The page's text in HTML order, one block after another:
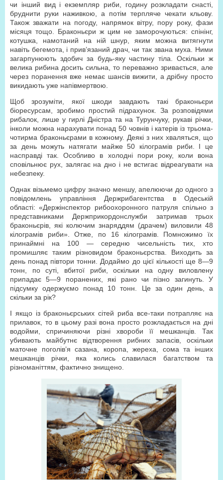
чи інший вид і екземпляр риби, годину розкладати снасті,
бруднити руки наживкою, а потім терпляче чекати кльову.
Також зважати на погоду, напрямок вітру, пору року, фази
місяця тощо. Браконьєри ж цим не заморочуються: спінінг,
котушка, намотаний на ній шнур, яким можна витягнути
навіть бегемота, і прив’язаний драч, чи так звана муха. Ними
загарпунюють здобич за будь-яку частину тіла. Оскільки ж
велика рибина досить сильна, то переважно зривається, але
через поранення вже немає шансів вижити, а дрібну просто
викидають уже напівмертвою.
Щоб зрозуміти, якої шкоди завдають такі браконьєри
біоресурсам, зробимо простий підрахунок. За розповідями
рибалок, лише у гирлі Дністра та на Турунчуку, рукаві річки,
інколи можна нарахувати понад 50 човнів і катерів із трьома-
чотирма браконьєрами в кожному. Деякі з них хваляться, що
за день можуть натягати майже 50 кілограмів риби. І це
насправді так. Особливо в холодні пори року, коли вона
сповільнює рух, залягає на дно і не встигає відреагувати на
небезпеку.
Однак візьмемо цифру значно меншу, апелюючи до одного з
повідомлень управління Держрибагентства в Одеській
області: «Держінспектор рибоохоронного патруля спільно з
представниками Держприкордонслужби затримав трьох
браконьєрів, які колючим знаряддям (драчем) виловили 48
кілограмів риби». Отже, по 16 кілограмів. Помножимо їх
принаймні на 100 — середню чисельність тих, хто
промишляє таким різновидом браконьєрства. Виходить за
день понад півтори тонни. Додаймо до цієї кількості ще 8—9
тонн, по суті, вбитої риби, оскільки на одну виловлену
припадає 5—9 поранених, які рано чи пізно загинуть. У
підсумку одержуємо понад 10 тонн. Це за один день, а
скільки за рік?
І якщо із браконьєрських сітей риба все-таки потрапляє на
прилавок, то в цьому разі вона просто розкладається на дні
водойми, спричиняючи різні хвороби її мешканців. Так
убивають майбутнє відтворення рибних запасів, оскільки
маточне поголів’я сазана, коропа, жереха, сома та інших
мешканців річки, яка колись славилася багатством та
різноманіттям, фактично знищено.